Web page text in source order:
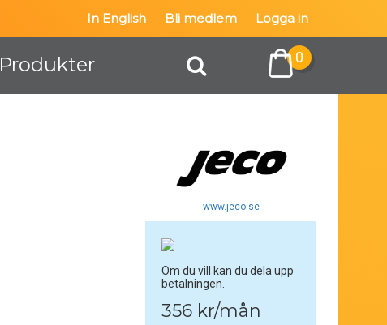
In English Bli medlem Logga in
Produkter 0
www.jeco.se
Om du vill kan du dela upp
betalningen.
356 kr/mån